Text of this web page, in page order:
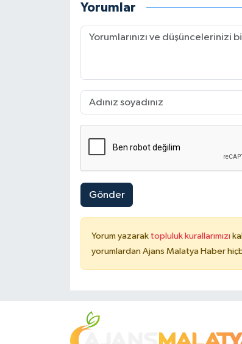
Yorumlar
Gönder
Yorum yazarak topluluk kurallarımızı
yorumlardan Ajans Malatya Haber